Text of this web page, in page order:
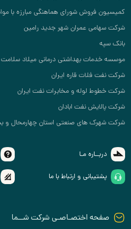
کمیسیون فروش شورای هماهنگی مبارزه با
شرکت سهامی عمران شهر جدید رامین
بانک سپه
موسسه خدمات بهداشتی درمانی میلاد سلامت
شرکت نفت فلات قاره ایران
شرکت خطوط لوله و مخابرات نفت ایران
شرکت پالایش نفت ابادان
شرکت شهرک های صنعتی استان چهارمحال و
دربــاره مـا
پشتیبانی و ارتباط با ما
صفحه اختصـاصـی شرکت شــما